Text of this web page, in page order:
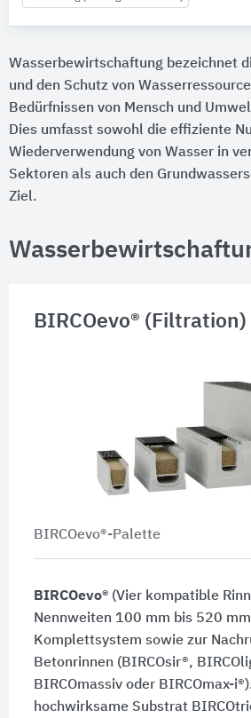
Wasserbewirtschaftung bezeichnet
und den Schutz von
Bedürfnissen von Mensch und
Dies umfasst sowohl die effiziente
Wiederverwendung von Wasser in
Sektoren als auch den
Ziel.
BIRCOevo® (Filtration)
BIRCOevo®-Palette
BIRCOevo®(Vier kompatible
Nennweiten 100 mm bis 520
Komplettsystem sowie zur
Betonrinnen (BIRCOsir®,
BIRCOmassiv oder BIRCOmax-
hochwirksame Substrat